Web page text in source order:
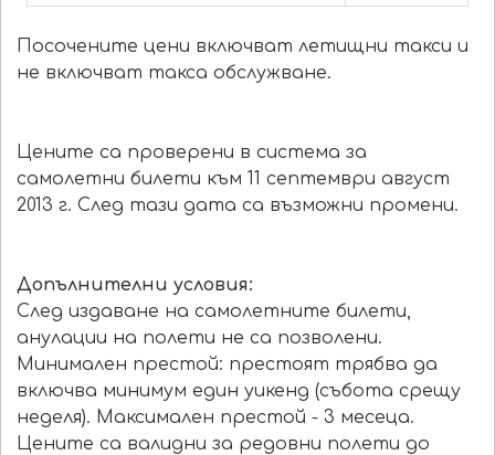
Посочените цени включват летищни такси и
не включват такса обслужване.
Цените са проверени в система за
самолетни билети към 11 септември август
2013 г. След тази дата са възможни промени.
Допълнителни условия:
След издаване на самолетните билети,
анулации на полети не са позволени.
Минимален престой: престоят трябва да
включва минимум един уикенд (събота срещу
неделя). Максимален престой - 3 месеца.
Цените са валидни за редовни полети до